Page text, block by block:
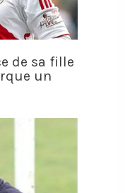
de sa fille
un